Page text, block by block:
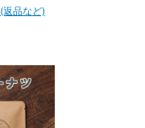
返品など)